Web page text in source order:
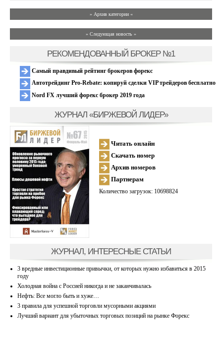
» Архив категории «
» Следующая новость »
РЕКОМЕНДОВАННЫЙ БРОКЕР №1
Самый правдивый рейтинг брокеров форекс
Автотрейдинг Pro-Rebate: копируй сделки VIP трейдеров бесплатно
Nord FX лучший форекс брокер 2019 года
ЖУРНАЛ «БИРЖЕВОЙ ЛИДЕР»
Читать онлайн
Скачать номер
Архив номеров
Партнерам
Количество загрузок: 10698824
ЖУРНАЛ, ИНТЕРЕСНЫЕ СТАТЬИ
3 вредные инвестиционные привычки, от которых нужно избавиться в 2015
году
Холодная война с Россией никогда и не заканчивалась
Нефть: Все могло быть и хуже…
3 правила для успешной торговли мусорными акциями
Лучший вариант для убыточных торговых позиций на рынке Форекс